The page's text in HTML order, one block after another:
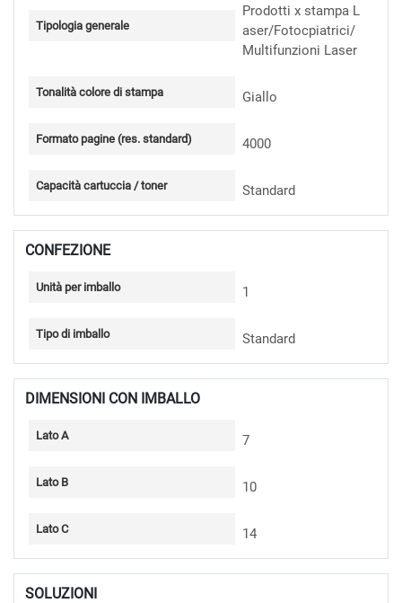
Tipologia generale
Prodotti x stampa L
aser/Fotocpiatrici/
Multifunzioni Laser
Tonalità colore di stampa Giallo
Formato pagine (res. standard) 4000
Capacità cartuccia / toner Standard
CONFEZIONE
Unità per imballo 1
Tipo di imballo Standard
DIMENSIONI CON IMBALLO
Lato A 7
Lato B 10
Lato C 14
SOLUZIONI